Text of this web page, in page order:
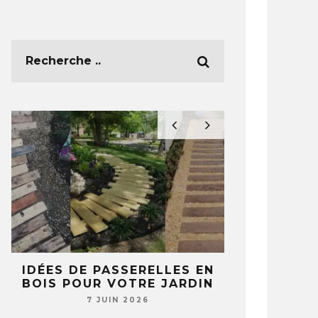
IDÉES DE PASSERELLES EN
BOIS POUR VOTRE JARDIN
7 JUIN 2026